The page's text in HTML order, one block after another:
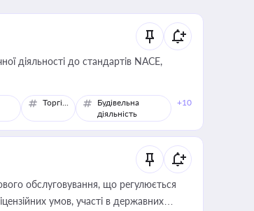
діяльності до стандартів NACE,
Торгівля
Будівельна
діяльність
+10
обслуговування, що регулюється
умов, участі в державних